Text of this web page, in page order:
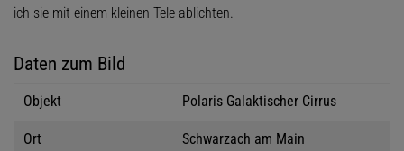
ich sie mit einem kleinen Tele ablichten.
Daten zum Bild
Objekt Polaris Galaktischer Cirrus
Ort Schwarzach am Main